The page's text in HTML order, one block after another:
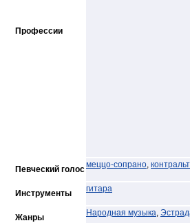
Профессии
Певческий голосмеццо-сопрано,
Инструменты гитара
Жанры Народная музыка,